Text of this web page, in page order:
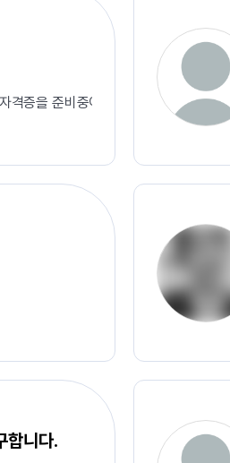
격증을 준비중이며 속눈썹 민간자격
합니다.